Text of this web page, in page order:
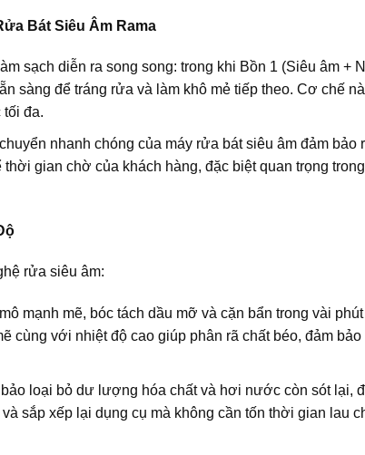
Bát Siêu Âm Rama
sạch diễn ra song song: trong khi Bồn 1 (Siêu âm +
sàng để tráng rửa và làm khô mẻ tiếp theo. Cơ chế
tối đa.
nhanh chóng của máy rửa bát siêu âmđảm bảo
gian chờ của khách hàng, đặc biệt quan trọng
rửa siêu âm:
mạnh mẽ, bóc tách dầu mỡ và cặn bẩn trong vài
cùng với nhiệt độ cao giúp phân rã chất béo, đảm bảo
loại bỏ dư lượng hóa chất và hơi nước còn sót lại,
sắp xếp lại dụng cụ mà không cần tốn thời gian lau